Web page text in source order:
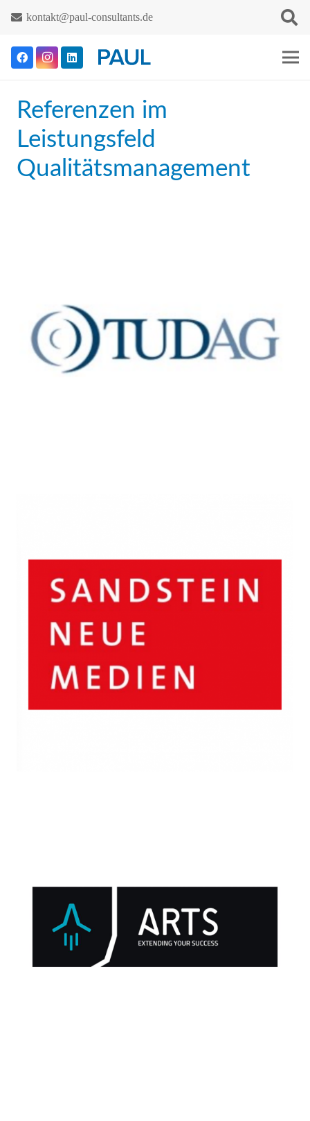
kontakt@paul-consultants.de
Referenzen im
Leistungsfeld
Qualitätsmanagement